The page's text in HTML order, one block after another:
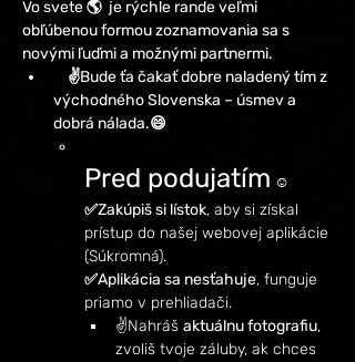
Vo svete 🌎  je rýchle rande veľmi
obľúbenou formou zoznamovania sa s
novými ľuďmi a možnými partnermi.
✌️Bude ťa čakať dobre naladený tím z
východného Slovenska – úsmev a
dobrá nálada.😄
Pred podujatím ☺️
✅Zakúpiš si lístok, aby si získal
prístup do našej webovej aplikácie
(Súkromná).
✅Aplikácia sa nesťahuje, funguje
priamo v prehliadači.
✌️Nahráš aktuálnu fotografiu,
zvoliš tvoje záluby, ak chces